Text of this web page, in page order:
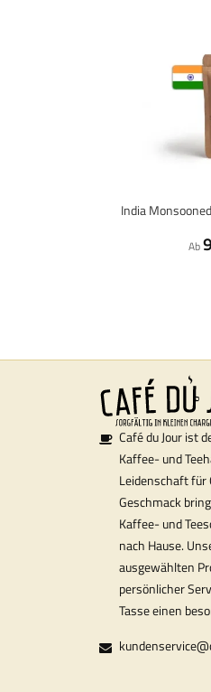
Ab
Café du Jour ist
Kaffee- und
Leidenschaft für
Geschmack
Kaffee- und
nach Hause.
ausgewählten
persönlicher
Tasse einen